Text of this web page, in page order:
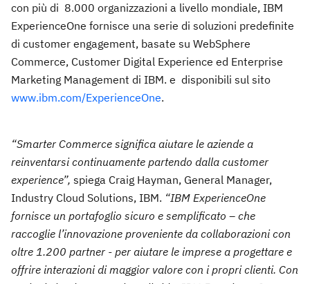
con più di 8.000 organizzazioni a livello mondiale, IBM
ExperienceOne fornisce una serie di soluzioni predefinite
di customer engagement, basate su WebSphere
Commerce, Customer Digital Experience ed Enterprise
Marketing Management di IBM. e disponibili sul sito
www.ibm.com/ExperienceOne.
“Smarter Commerce significa aiutare le aziende a
reinventarsi continuamente partendo dalla customer
experience”, spiega Craig Hayman, General Manager,
Industry Cloud Solutions, IBM. “IBM ExperienceOne
fornisce un portafoglio sicuro e semplificato – che
raccoglie l’innovazione proveniente da collaborazioni con
oltre 1.200 partner - per aiutare le imprese a progettare e
offrire interazioni di maggior valore con i propri clienti. Con